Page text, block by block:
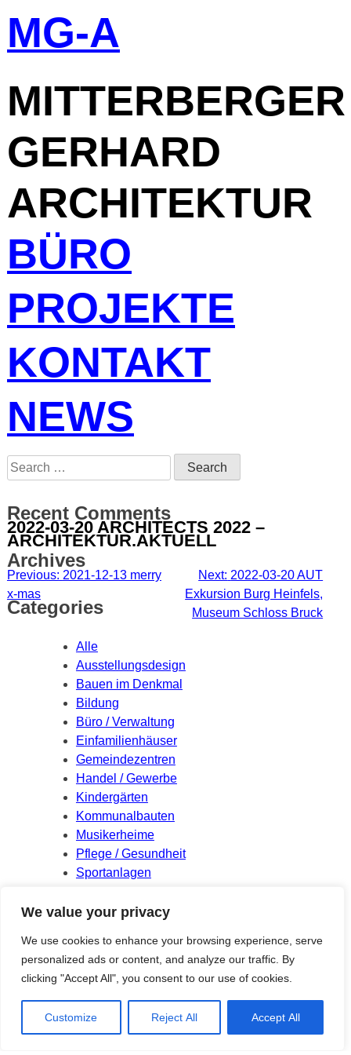
We value your privacy
We use cookies to enhance your browsing experience, serve
personalized ads or content, and analyze our traffic. By
clicking "Accept All", you consent to our use of cookies.
Customize Reject All Accept All
Skip
MG-A
MITTERBERGER
GERHARD
ARCHITEKTUR
BÜRO
PROJEKTE
KONTAKT
NEWS
2022-03-20 ARCHITECTS 2022 –
ARCHITEKTUR.AKTUELL
Post
navigation
Previous: 2021-12-13 merry
x-mas
Next: 2022-03-20 AUT
Exkursion Burg Heinfels,
Museum Schloss Bruck
Search
for:
Recent Comments
Archives
Categories
Alle
Ausstellungsdesign
Bauen im Denkmal
Bildung
Büro / Verwaltung
Einfamilienhäuser
Gemeindezentren
Handel / Gewerbe
Kindergärten
Kommunalbauten
Musikerheime
Pflege / Gesundheit
Sportanlagen
Meta
Log in
Comments feed